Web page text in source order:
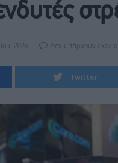
2026 Δεν υπάρχουν Σχόλια
Twitter